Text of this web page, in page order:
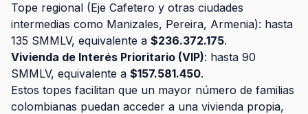
Tope regional (Eje Cafetero y otras ciudades
intermedias como Manizales, Pereira, Armenia): hasta
135 SMMLV, equivalente a $236.372.175.
Vivienda de Interés Prioritario (VIP): hasta 90
SMMLV, equivalente a $157.581.450.
Estos topes facilitan que un mayor número de familias
colombianas puedan acceder a una vivienda propia,